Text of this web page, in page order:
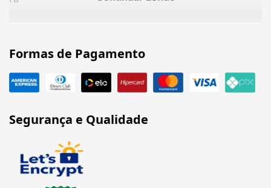
Formas de Pagamento
Segurança e Qualidade